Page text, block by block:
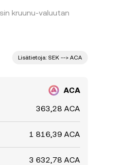
kruunu-valuutan
Lisätietoja: SEK --> ACA
ACA
363,28 ACA
1 816,39 ACA
3 632,78 ACA